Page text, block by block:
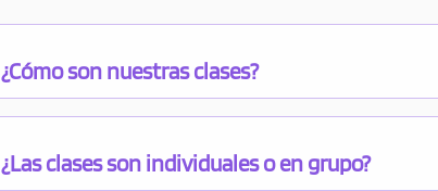
¿Cómo son nuestras clases?
¿Las clases son individuales o en grupo?